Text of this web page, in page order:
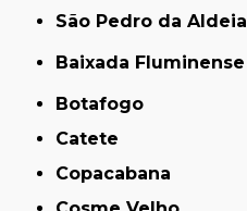
São Pedro da Aldeia
Baixada Fluminense
Botafogo
Catete
Copacabana